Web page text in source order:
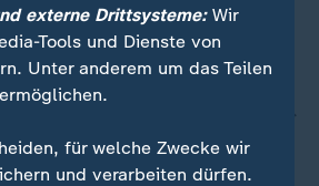
externe Drittsysteme:Wir
Tools und Dienste von
Unter anderem um das Teilen
für welche Zwecke wir
und verarbeiten dürfen.